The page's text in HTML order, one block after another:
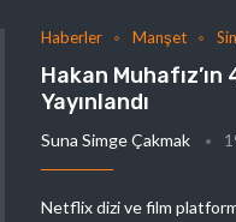
Haberler Manşet
Hakan
Yayınlandı
Suna Simge Çakmak
Netflix dizi ve film